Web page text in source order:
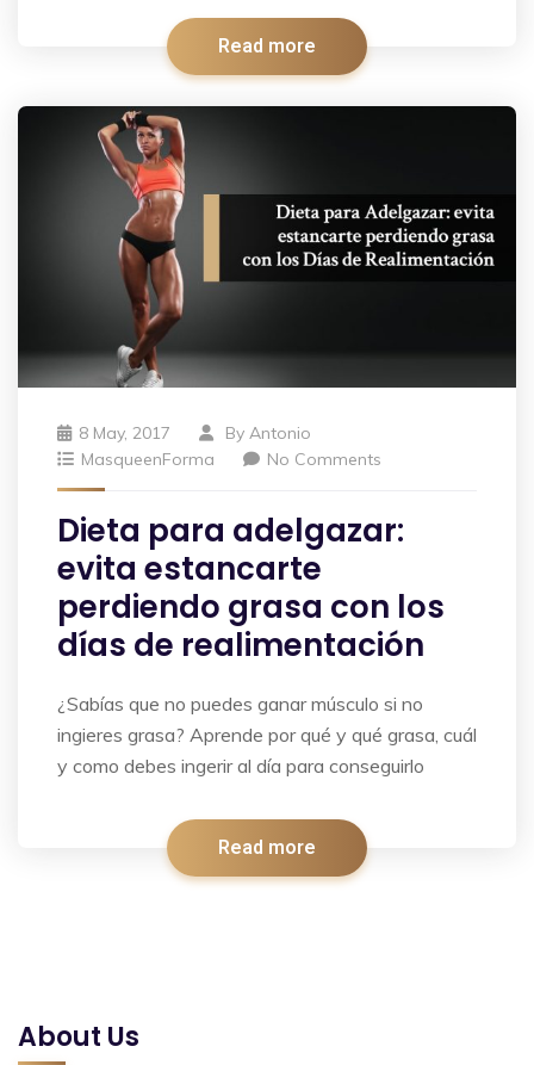
Read more
8 May, 2017 By Antonio
MasqueenForma
No Comments
Dieta para adelgazar:
evita estancarte
perdiendo grasa con los
días de realimentación
¿Sabías que no puedes ganar músculo si no
ingieres grasa? Aprende por qué y qué grasa, cuál
y como debes ingerir al día para conseguirlo
Read more
About Us